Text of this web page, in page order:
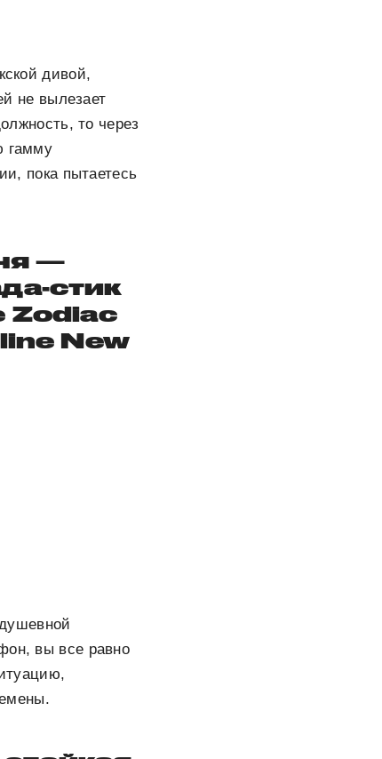
дивой,
не вылезает
то через
гамму
пока пытаетесь
—
стик
Zodiac
New
вы все равно